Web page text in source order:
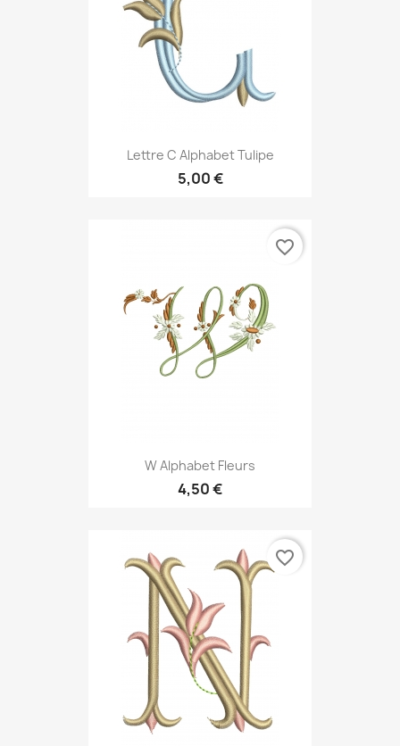
Lettre C Alphabet Tulipe
5,00 €
W Alphabet Fleurs
4,50 €
favorite_border
favorite_border